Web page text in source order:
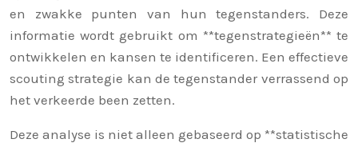
en zwakke punten van hun tegenstanders. Deze
informatie wordt gebruikt om **tegenstrategieën** te
ontwikkelen en kansen te identificeren. Een effectieve
scouting strategie kan de tegenstander verrassend op
het verkeerde been zetten.
Deze analyse is niet alleen gebaseerd op **statistische